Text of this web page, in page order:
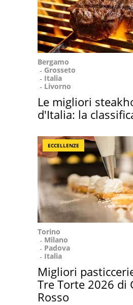
Bergamo
Grosseto
Italia
Livorno
Le migliori
d'Italia: la
ECCELLENZE
Torino
Milano
Padova
Italia
Migliori
Tre Torte 2026 di
Rosso